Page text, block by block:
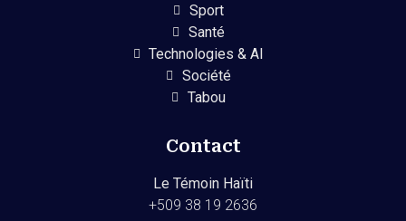
Sport
Santé
Technologies & AI
Société
Tabou
Contact
Le Témoin Haïti
+509 38 19 2636